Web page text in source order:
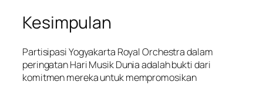
Kesimpulan
Partisipasi Yogyakarta Royal Orchestra dalam
peringatan Hari Musik Dunia adalah bukti dari
komitmen mereka untuk mempromosikan